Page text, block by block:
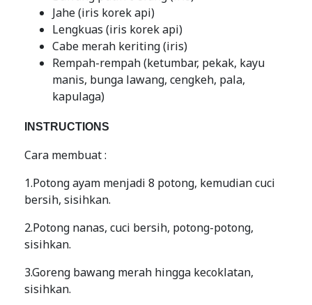
Jahe (iris korek api)
Lengkuas (iris korek api)
Cabe merah keriting (iris)
Rempah-rempah (ketumbar, pekak, kayu
manis, bunga lawang, cengkeh, pala,
kapulaga)
INSTRUCTIONS
Cara membuat :
1.Potong ayam menjadi 8 potong, kemudian cuci
bersih, sisihkan.
2.Potong nanas, cuci bersih, potong-potong,
sisihkan.
3.Goreng bawang merah hingga kecoklatan,
sisihkan.